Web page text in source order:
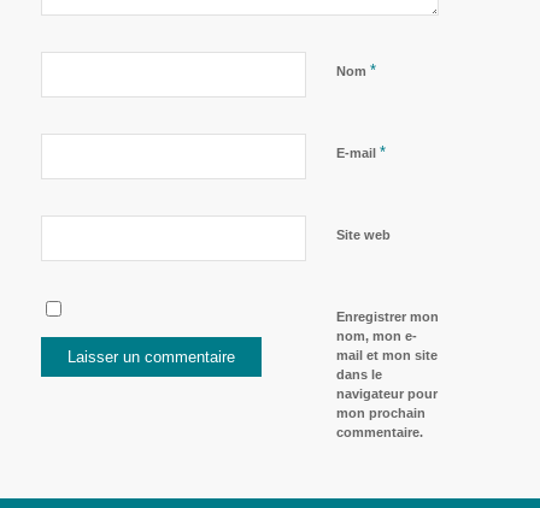
Nom *
E-mail *
Site web
Enregistrer mon
nom, mon e-
mail et mon site
dans le
navigateur pour
mon prochain
commentaire.